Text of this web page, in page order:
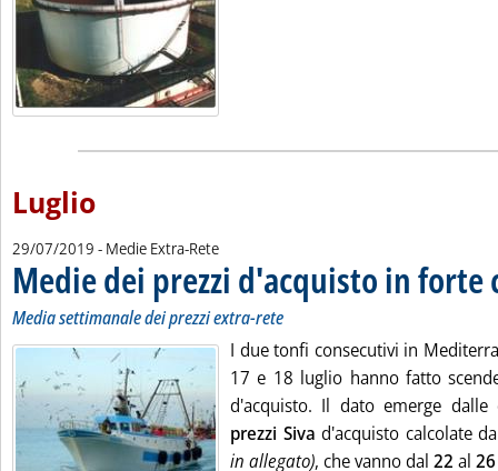
Luglio
29/07/2019 - Medie Extra-Rete
Medie dei prezzi d'acquisto in forte
Media settimanale dei prezzi extra-rete
I due tonfi consecutivi in
17 e 18 luglio hanno fatto
d'acquisto. Il dato emerge
prezzi Siva d'acquisto calcolate
in allegato), che vanno dal 22 al